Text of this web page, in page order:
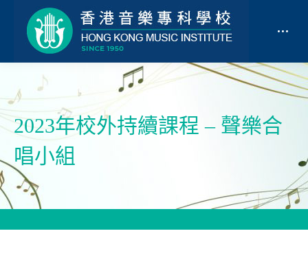
2023年校外持續課程 – 聲樂合
唱小組